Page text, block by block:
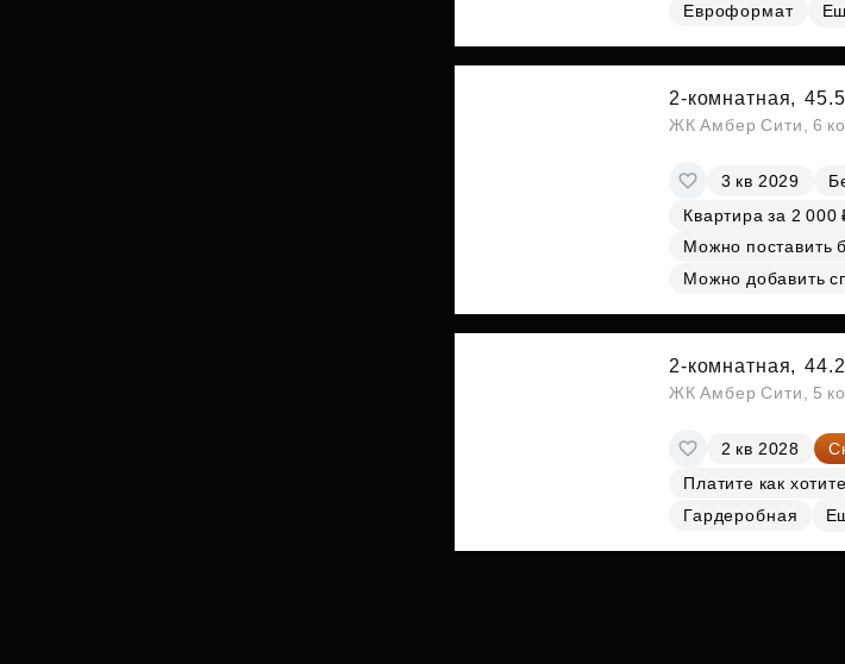
Евроформат
2-комнатная,
ЖК Амбер Сити, 6
3 кв 2029
Квартира за 2 000
Можно поставить
Можно добавить
2-комнатная,
ЖК Амбер Сити, 5
2 кв 2028
Платите как хотите
Гардеробная